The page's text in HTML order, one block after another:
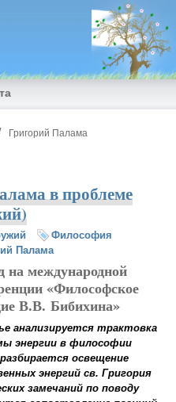
Григорий Палама
в проблеме
Философия
Палама
на международной
«Философское
В.В. Бибихина»
анализируется трактовка
энергии в философии
освещение
энергий св. Григория
замечаний по поводу